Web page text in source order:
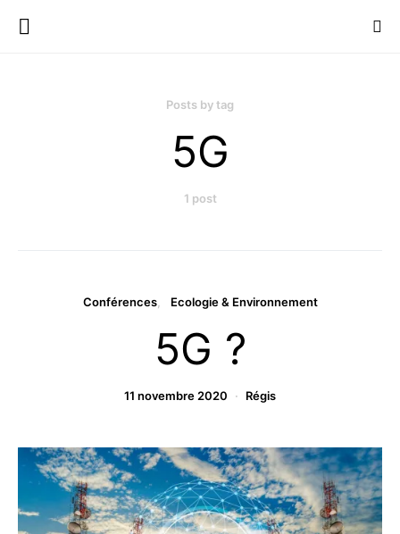
Posts by tag
5G
1 post
Conférences Ecologie & Environnement
5G ?
11 novembre 2020 Régis